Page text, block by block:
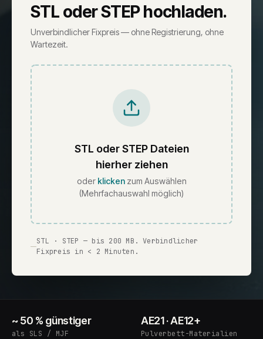
STL oder STEP hochladen.
Unverbindlicher Fixpreis — ohne Registrierung, ohne
Wartezeit.
STL oder STEP Dateien
hierher ziehen
oder klicken zum Auswählen
(Mehrfachauswahl möglich)
STL · STEP — bis 200 MB. Verbindlicher
Fixpreis in < 2 Minuten.
~ 50 % günstiger
als SLS / MJF
AE21 · AE12+
Pulverbett-Materialien